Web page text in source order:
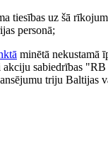
tiesības uz šā
personā;
minētā nekustamā
akciju sabiedrības
triju Baltijas